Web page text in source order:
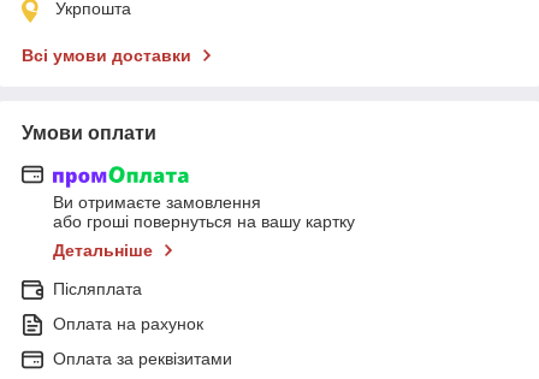
Укрпошта
Всі умови доставки
Умови оплати
Ви отримаєте замовлення
або гроші повернуться на вашу картку
Детальніше
Післяплата
Оплата на рахунок
Оплата за реквізитами